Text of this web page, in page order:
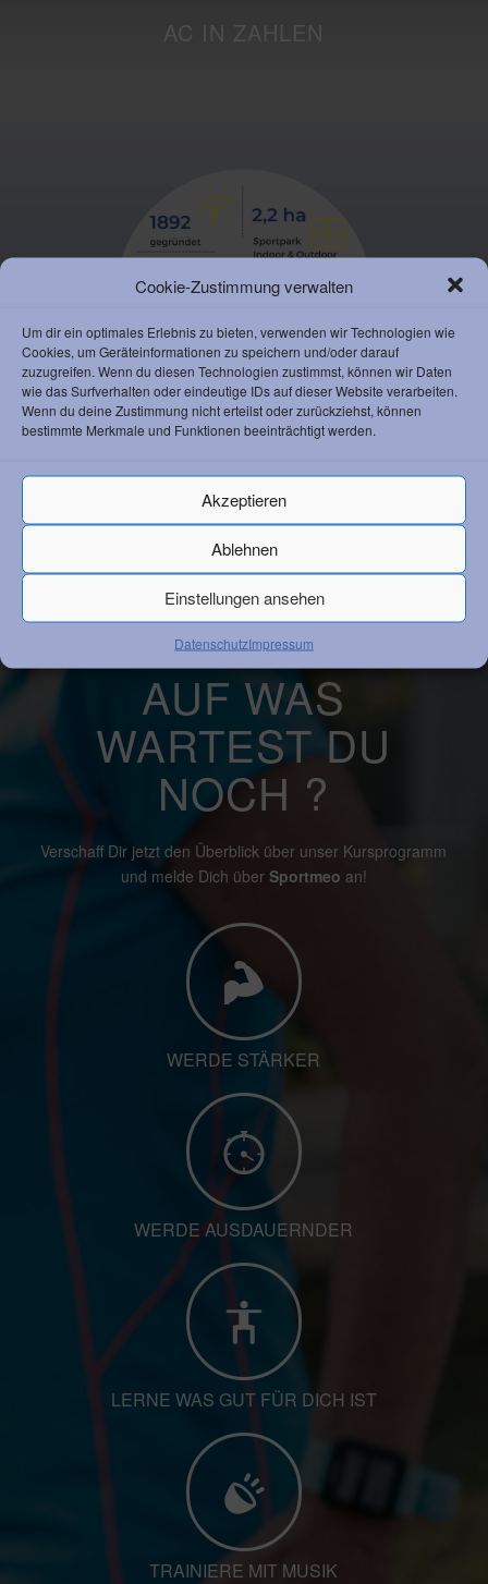
Cookie-Zustimmung verwalten
Um dir ein optimales Erlebnis zu bieten, verwenden wir Technologien wie
Cookies, um Geräteinformationen zu speichern und/oder darauf
zuzugreifen. Wenn du diesen Technologien zustimmst, können wir Daten
wie das Surfverhalten oder eindeutige IDs auf dieser Website verarbeiten.
Wenn du deine Zustimmung nicht erteilst oder zurückziehst, können
bestimmte Merkmale und Funktionen beeinträchtigt werden.
Akzeptieren
Ablehnen
Einstellungen ansehen
DatenschutzImpressum
AC IN ZAHLEN
AUF WAS
WARTEST DU
NOCH ?
Verschaff Dir jetzt den Überblick über unser Kursprogramm
und melde Dich über Sportmeo an!
WERDE STÄRKER
WERDE AUSDAUERNDER
LERNE WAS GUT FÜR DICH IST
TRAINIERE MIT MUSIK